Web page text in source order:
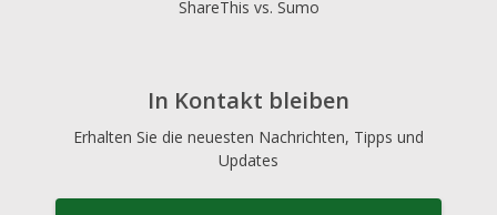
ShareThis vs. Sumo
In Kontakt bleiben
Erhalten Sie die neuesten Nachrichten, Tipps und
Updates